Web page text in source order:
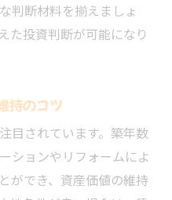
判断材料を揃えましょ
た投資判断が可能になり
持のコツ
目されています。築年数
ションやリフォームによ
ができ、資産価値の維持